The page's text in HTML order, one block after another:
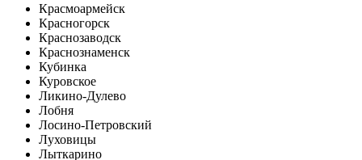
Красмоармейск
Красногорск
Краснозаводск
Краснознаменск
Кубинка
Куровское
Ликино-Дулево
Лобня
Лосино-Петровский
Луховицы
Лыткарино